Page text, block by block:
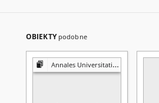
OBIEKTY podobne
Annales Universitatis Mariae Curie-Skłodowska. Sectio H, Oeconomia